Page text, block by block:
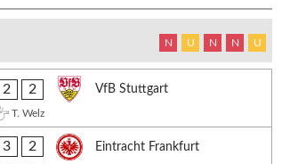
N U N N U
2 2 VfB Stuttgart
T. Welz
3 2 Eintracht Frankfurt